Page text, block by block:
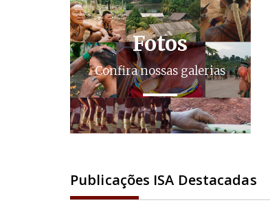
Fotos
Confira nossas galerias
Publicações ISA Destacadas